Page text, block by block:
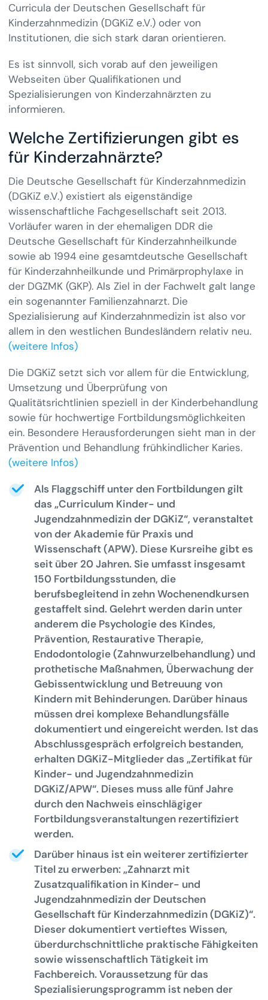
Curricula der Deutschen Gesellschaft für
Kinderzahnmedizin (DGKiZ e.V.) oder von
Institutionen, die sich stark daran orientieren.
Es ist sinnvoll, sich vorab auf den jeweiligen
Webseiten über Qualifikationen und
Spezialisierungen von Kinderzahnärzten zu
informieren.
Welche Zertifizierungen gibt es
für Kinderzahnärzte?
Die Deutsche Gesellschaft für Kinderzahnmedizin
(DGKiZ e.V.) existiert als eigenständige
wissenschaftliche Fachgesellschaft seit 2013.
Vorläufer waren in der ehemaligen DDR die
Deutsche Gesellschaft für Kinderzahnheilkunde
sowie ab 1994 eine gesamtdeutsche Gesellschaft
für Kinderzahnheilkunde und Primärprophylaxe in
der DGZMK (GKP). Als Ziel in der Fachwelt galt lange
ein sogenannter Familienzahnarzt. Die
Spezialisierung auf Kinderzahnmedizin ist also vor
allem in den westlichen Bundesländern relativ neu.
(weitere Infos)
Die DGKiZ setzt sich vor allem für die Entwicklung,
Umsetzung und Überprüfung von
Qualitätsrichtlinien speziell in der Kinderbehandlung
sowie für hochwertige Fortbildungsmöglichkeiten
ein. Besondere Herausforderungen sieht man in der
Prävention und Behandlung frühkindlicher Karies.
(weitere Infos)
Als Flaggschiff unter den Fortbildungen gilt
das „Curriculum Kinder- und
Jugendzahnmedizin der DGKiZ“, veranstaltet
von der Akademie für Praxis und
Wissenschaft (APW). Diese Kursreihe gibt es
seit über 20 Jahren. Sie umfasst insgesamt
150 Fortbildungsstunden, die
berufsbegleitend in zehn Wochenendkursen
gestaffelt sind. Gelehrt werden darin unter
anderem die Psychologie des Kindes,
Prävention, Restaurative Therapie,
Endodontologie (Zahnwurzelbehandlung) und
prothetische Maßnahmen, Überwachung der
Gebissentwicklung und Betreuung von
Kindern mit Behinderungen. Darüber hinaus
müssen drei komplexe Behandlungsfälle
dokumentiert und eingereicht werden. Ist das
Abschlussgespräch erfolgreich bestanden,
erhalten DGKiZ-Mitglieder das „Zertifikat für
Kinder- und Jugendzahnmedizin
DGKiZ/APW“. Dieses muss alle fünf Jahre
durch den Nachweis einschlägiger
Fortbildungsveranstaltungen rezertifiziert
werden.
Darüber hinaus ist ein weiterer zertifizierter
Titel zu erwerben: „Zahnarzt mit
Zusatzqualifikation in Kinder- und
Jugendzahnmedizin der Deutschen
Gesellschaft für Kinderzahnmedizin (DGKiZ)“.
Dieser dokumentiert vertieftes Wissen,
überdurchschnittliche praktische Fähigkeiten
sowie wissenschaftlich Tätigkeit im
Fachbereich. Voraussetzung für das
Spezialisierungsprogramm ist neben der